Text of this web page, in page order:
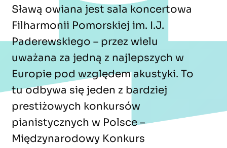
Sławą owiana jest sala koncertowa
Filharmonii Pomorskiej im. I.J.
Paderewskiego – przez wielu
uważana za jedną z najlepszych w
Europie pod względem akustyki. To
tu odbywa się jeden z bardziej
prestiżowych konkursów
pianistycznych w Polsce –
Międzynarodowy Konkurs